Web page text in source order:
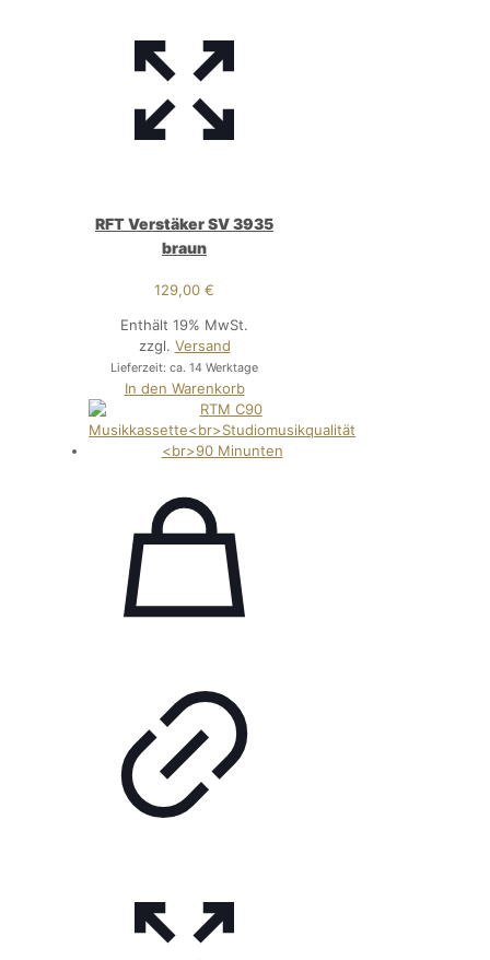
RFT Verstäker SV 3935
braun
129,00€
Enthält 19% MwSt.
zzgl. Versand
Lieferzeit: ca. 14 Werktage
In den Warenkorb